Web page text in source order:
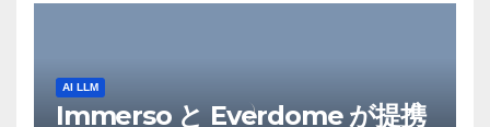
AI LLM
Immerso と Everdome が提携